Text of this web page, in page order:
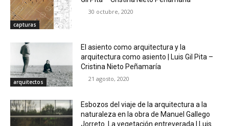
capturas
30 octubre, 2020
arquitectos
El asiento como arquitectura y la
arquitectura como asiento | Luis Gil Pita –
Cristina Nieto Peñamaría
21 agosto, 2020
Esbozos del viaje de la arquitectura a la
naturaleza en la obra de Manuel Gallego
Jorreto. La vegetación entreverada | Luis